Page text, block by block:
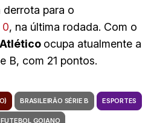
para o
0, na última rodada. Com o
Atlético ocupa atualmente a
B, com 21 pontos.
BRASILEIRÃO SÉRIE B ESPORTES
FUTEBOL GOIANO